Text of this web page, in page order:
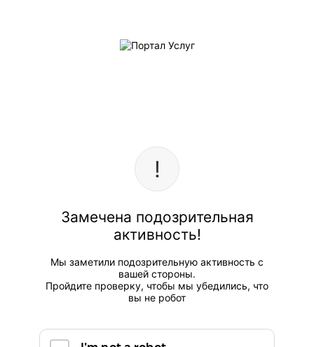
Замечена подозрительная
активность!
Мы заметили подозрительную активность с
вашей стороны.
Пройдите проверку, чтобы мы убедились, что
вы не робот